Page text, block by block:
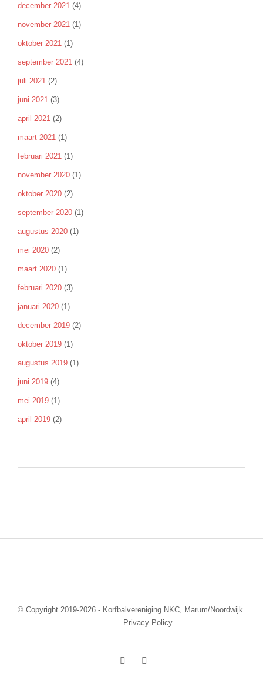
december 2021 (4)
november 2021 (1)
oktober 2021 (1)
september 2021 (4)
juli 2021 (2)
juni 2021 (3)
april 2021 (2)
maart 2021 (1)
februari 2021 (1)
november 2020 (1)
oktober 2020 (2)
september 2020 (1)
augustus 2020 (1)
mei 2020 (2)
maart 2020 (1)
februari 2020 (3)
januari 2020 (1)
december 2019 (2)
oktober 2019 (1)
augustus 2019 (1)
juni 2019 (4)
mei 2019 (1)
april 2019 (2)
© Copyright 2019-2026 - Korfbalvereniging NKC, Marum/Noordwijk
Privacy Policy